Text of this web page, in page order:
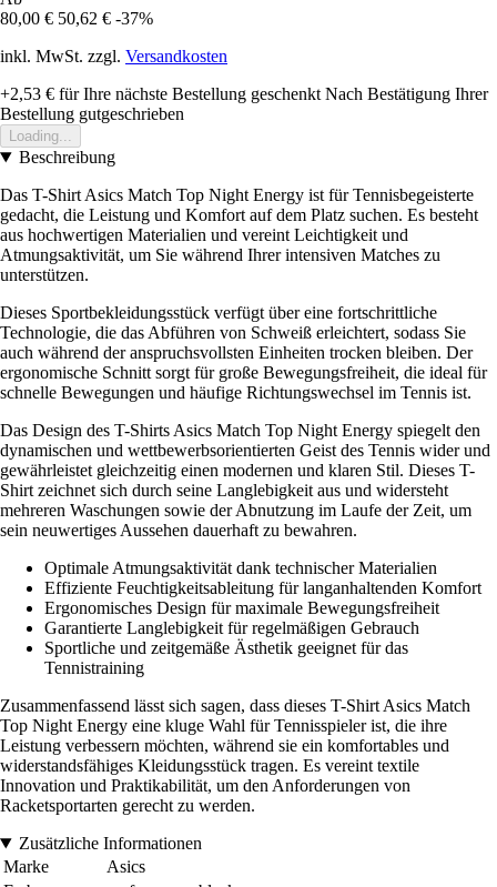
80,00 € 50,62 € -37%
inkl. MwSt. zzgl. Versandkosten
+2,53 € für Ihre nächste Bestellung geschenkt Nach Bestätigung Ihrer
Bestellung gutgeschrieben
Loading...
Beschreibung
Das T-Shirt Asics Match Top Night Energy ist für Tennisbegeisterte
gedacht, die Leistung und Komfort auf dem Platz suchen. Es besteht
aus hochwertigen Materialien und vereint Leichtigkeit und
Atmungsaktivität, um Sie während Ihrer intensiven Matches zu
unterstützen.
Dieses Sportbekleidungsstück verfügt über eine fortschrittliche
Technologie, die das Abführen von Schweiß erleichtert, sodass Sie
auch während der anspruchsvollsten Einheiten trocken bleiben. Der
ergonomische Schnitt sorgt für große Bewegungsfreiheit, die ideal für
schnelle Bewegungen und häufige Richtungswechsel im Tennis ist.
Das Design des T-Shirts Asics Match Top Night Energy spiegelt den
dynamischen und wettbewerbsorientierten Geist des Tennis wider und
gewährleistet gleichzeitig einen modernen und klaren Stil. Dieses T-
Shirt zeichnet sich durch seine Langlebigkeit aus und widersteht
mehreren Waschungen sowie der Abnutzung im Laufe der Zeit, um
sein neuwertiges Aussehen dauerhaft zu bewahren.
Optimale Atmungsaktivität dank technischer Materialien
Effiziente Feuchtigkeitsableitung für langanhaltenden Komfort
Ergonomisches Design für maximale Bewegungsfreiheit
Garantierte Langlebigkeit für regelmäßigen Gebrauch
Sportliche und zeitgemäße Ästhetik geeignet für das
Tennistraining
Zusammenfassend lässt sich sagen, dass dieses T-Shirt Asics Match
Top Night Energy eine kluge Wahl für Tennisspieler ist, die ihre
Leistung verbessern möchten, während sie ein komfortables und
widerstandsfähiges Kleidungsstück tragen. Es vereint textile
Innovation und Praktikabilität, um den Anforderungen von
Racketsportarten gerecht zu werden.
Zusätzliche Informationen
Marke
Asics